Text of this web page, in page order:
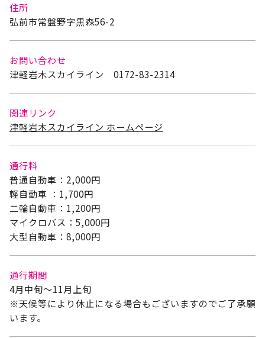
住所
弘前市常盤野字黒森56-2
お問い合わせ
津軽岩木スカイライン 0172-83-2314
関連リンク
津軽岩木スカイライン ホームページ
通行料
普通自動車：2,000円
軽自動車 ：1,700円
二輪自動車：1,200円
マイクロバス：5,000円
大型自動車：8,000円
通行期間
4月中旬～11月上旬
※天候等により休止になる場合もございますのでご了承願
います。